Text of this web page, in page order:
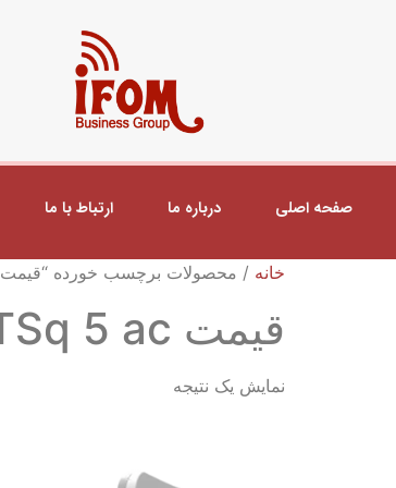
صفحه اصلی درباره ما ارتباط با ما
خانه / محصولات برچسب خورده “قیمت SXTSq 5 ac”
قیمت SXTSq 5 ac
نمایش یک نتیجه